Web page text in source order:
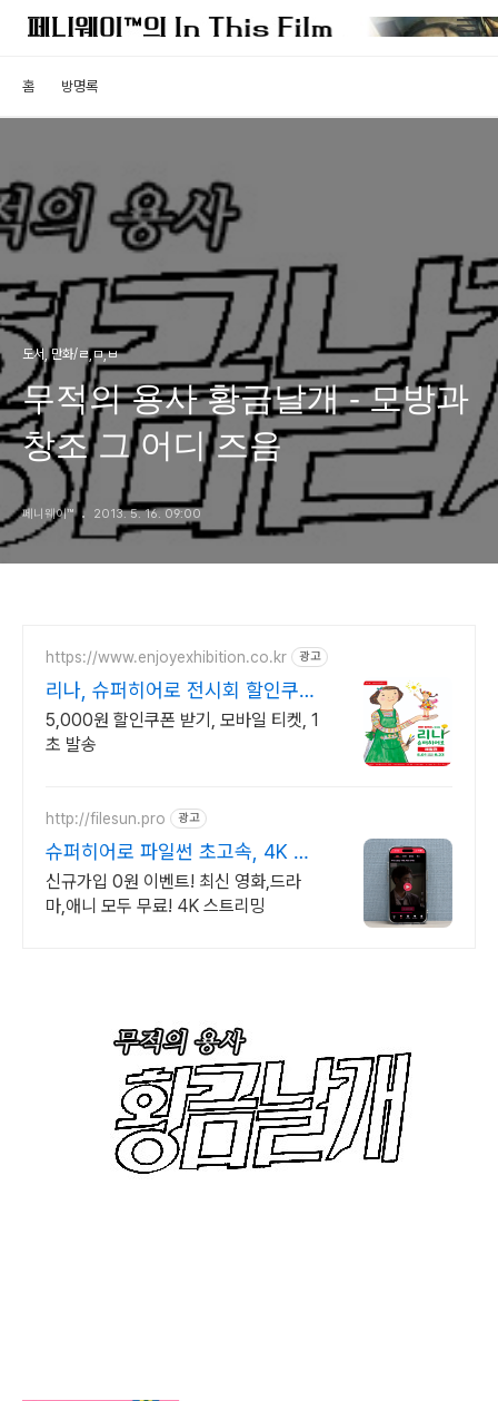
홈 방명록
도서, 만화/ㄹ,ㅁ,ㅂ
무적의 용사 황금날개 - 모방과
창조 그 어디 즈음
페니웨이™ 2013. 5. 16. 09:00
https://www.enjoyexhibition.co.kr 광고
리나, 슈퍼히어로 전시회 할인쿠폰
받기
5,000원 할인쿠폰 받기, 모바일 티켓, 1
초 발송
http://filesun.pro 광고
슈퍼히어로 파일썬 초고속, 4K 실
시간 보기!
신규가입 0원 이벤트! 최신 영화,드라
마,애니 모두 무료! 4K 스트리밍